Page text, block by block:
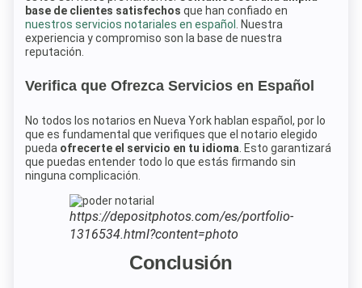
base de clientes satisfechos que han confiado en
nuestros servicios notariales en español
. Nuestra
experiencia y compromiso son la base de nuestra
reputación.
Verifica que Ofrezca Servicios en Español
No todos los notarios en Nueva York hablan español, por lo
que es fundamental que verifiques que el notario elegido
pueda ofrecerte el servicio en tu idioma . Esto garantizará
que puedas entender todo lo que estás firmando sin
ninguna complicación.
https://depositphotos.com/es/portfolio-
1316534.html?content=photo
Conclusión